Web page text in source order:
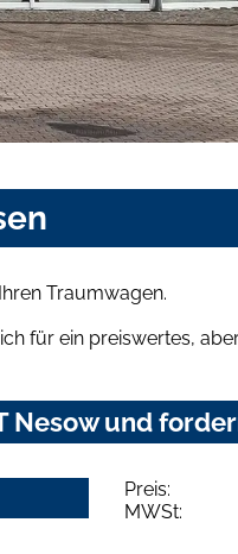
Traumwagen.
für ein preiswertes,
und
Preis:
MWSt: